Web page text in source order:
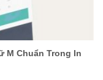
M Chuẩn Trong In